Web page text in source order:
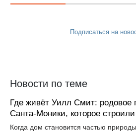
Подписаться на
Новости по теме
Где живёт Уилл Смит: родовое
Санта‑Моники, которое
Когда дом становится частью природы.